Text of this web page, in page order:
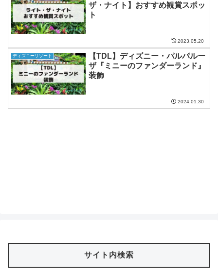
ザ・ナイト】おすすめ観賞スポッ
ト
2023.05.20
ディズニーリゾート
【TDL】ディズニー・パルパルー
ザ『ミニーのファンダーランド』
装飾
2024.01.30
サイト内検索